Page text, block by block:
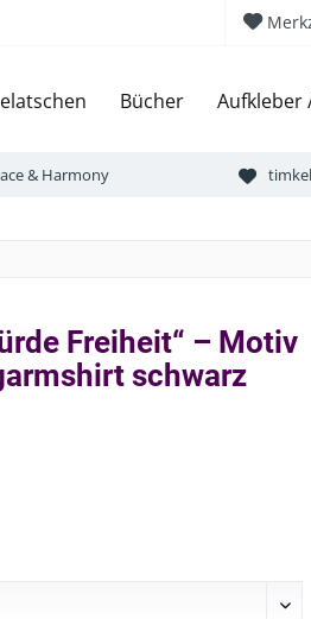
Bücher Aufkleber
& Harmony
Freiheit“ – Motiv
schwarz